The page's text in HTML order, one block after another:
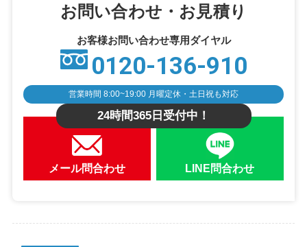
お問い合わせ・お見積り
お客様お問い合わせ専用ダイヤル
0120-136-910
営業時間 8:00~19:00 月曜定休・土日祝も対応
24時間365日受付中！
メール問合わせ LINE問合わせ